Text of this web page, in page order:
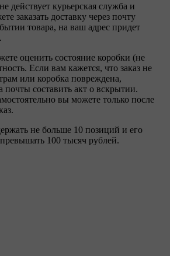
действует курьерская служба и
заказать доставку через почту
товара, на ваш адрес придет
оценить состояние коробки (не
Если вам кажется, что заказ не
или коробка повреждена,
почты составить акт о вскрытии.
вы можете только после
не больше 10 позиций и его
100 тысяч рублей.